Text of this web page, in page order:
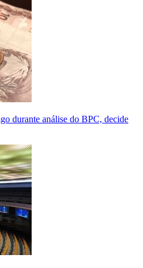
durante análise do BPC, decide